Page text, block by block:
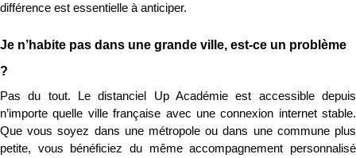
différence est essentielle à anticiper.
Je n’habite pas dans une grande ville, est-ce un problème
?
Pas du tout. Le distanciel Up Académie est accessible depuis
n’importe quelle ville française avec une connexion internet stable.
Que vous soyez dans une métropole ou dans une commune plus
petite, vous bénéficiez du même accompagnement personnalisé